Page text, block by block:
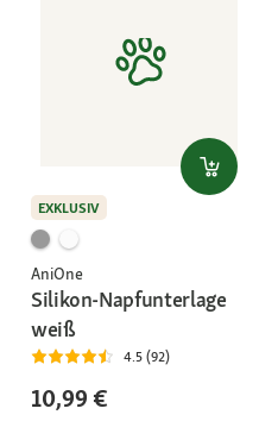
EXKLUSIV
AniOne
Silikon-Napfunterlage
weiß
4.5 (92)
10,99 €